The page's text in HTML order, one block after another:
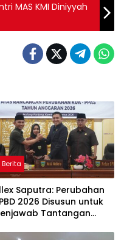
MAS KMI Diniyyah
Berita
Saputra: Perubahan
2026 Disusun untuk
Tantangan